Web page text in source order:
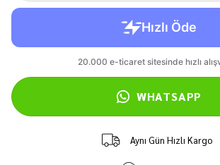
WHATSAPP
Aynı Gün Hızlı Kargo